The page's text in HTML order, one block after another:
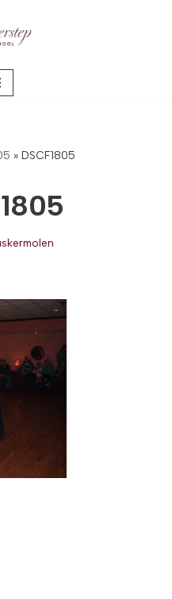
» DSCF1805